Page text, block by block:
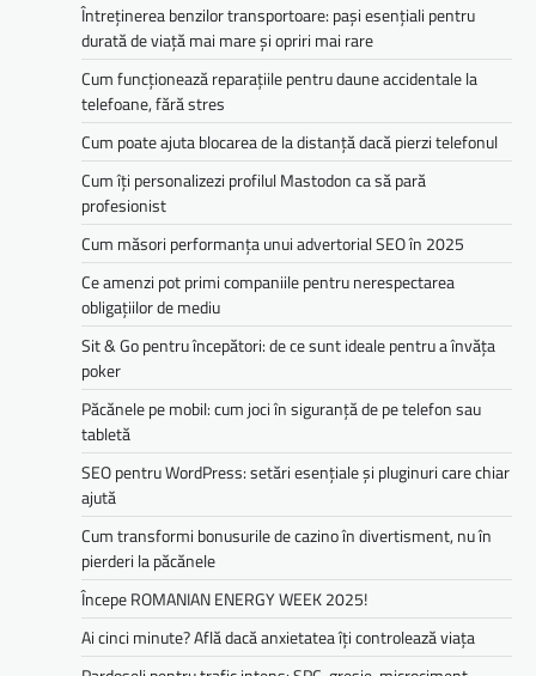
Întreținerea benzilor transportoare: pași esențiali pentru
durată de viață mai mare și opriri mai rare
Cum funcționează reparațiile pentru daune accidentale la
telefoane, fără stres
Cum poate ajuta blocarea de la distanță dacă pierzi telefonul
Cum îți personalizezi profilul Mastodon ca să pară
profesionist
Cum măsori performanța unui advertorial SEO în 2025
Ce amenzi pot primi companiile pentru nerespectarea
obligațiilor de mediu­­
Sit & Go pentru începători: de ce sunt ideale pentru a învăța
poker
Păcănele pe mobil: cum joci în siguranță de pe telefon sau
tabletă
SEO pentru WordPress: setări esențiale și pluginuri care chiar
ajută
Cum transformi bonusurile de cazino în divertisment, nu în
pierderi la păcănele
Începe ROMANIAN ENERGY WEEK 2025!
Ai cinci minute? Află dacă anxietatea îți controlează viața